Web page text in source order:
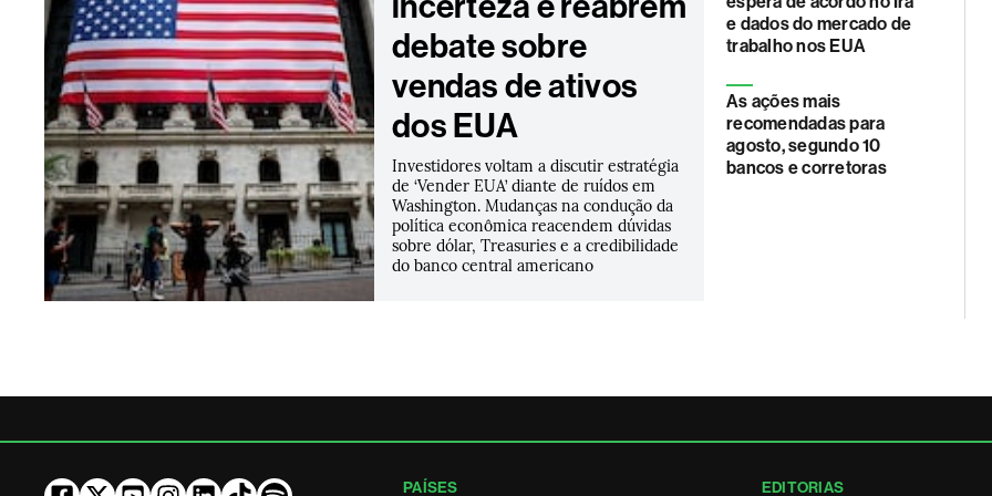
debate sobre
vendas de ativos
dos EUA
Investidores voltam a discutir estratégia
de ‘Vender EUA’ diante de ruídos em
Washington. Mudanças na condução da
política econômica reacendem dúvidas
sobre dólar, Treasuries e a credibilidade
do banco central americano
e dados do mercado de
trabalho nos EUA
As ações mais
recomendadas para
agosto, segundo 10
bancos e corretoras
PAÍSES EDITORIAS